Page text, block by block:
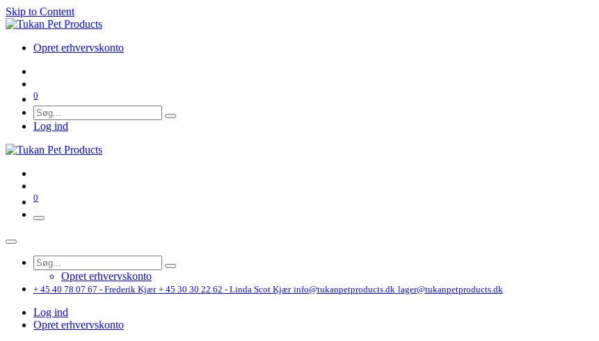
Skip to Content
Opret erhvervskonto
0
Log ind
0
Opret erhvervskonto
+ 45 40 78 07 67 - Frederik Kjær + 45 30 30 22 62 - Linda Scot Kjær info@tukanpetproducts.dk lager@tukanpetproducts.dk
Log ind
Opret erhvervskonto